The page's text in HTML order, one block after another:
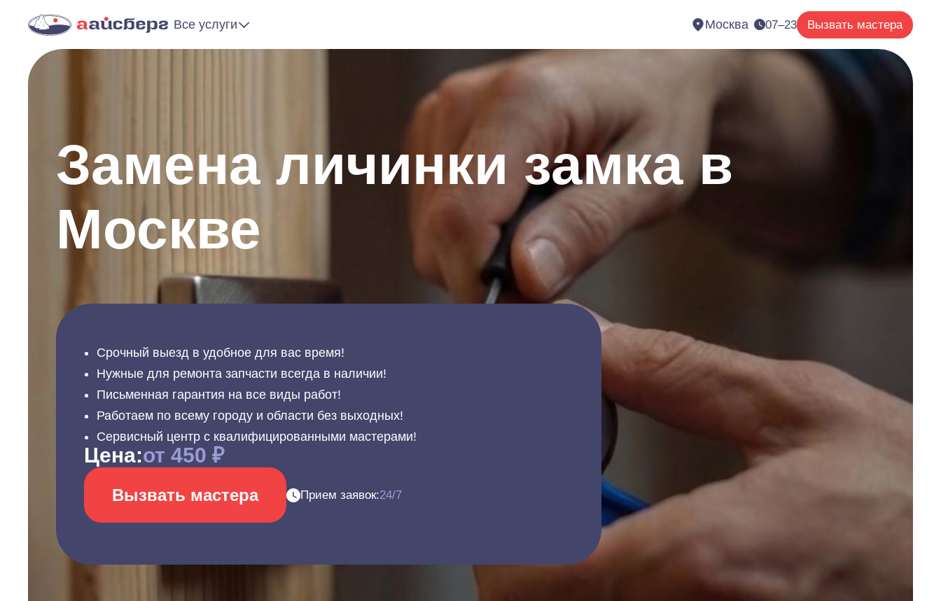
Все услуги Москва 07–23 Вызвать мастера
Замена личинки замка в
Москве
Срочный выезд в удобное для вас время!
Нужные для ремонта запчасти всегда в наличии!
Письменная гарантия на все виды работ!
Работаем по всему городу и области без выходных!
Сервисный центр с квалифицированными мастерами!
Цена:от 450 ₽
Вызвать мастера Прием заявок:24/7